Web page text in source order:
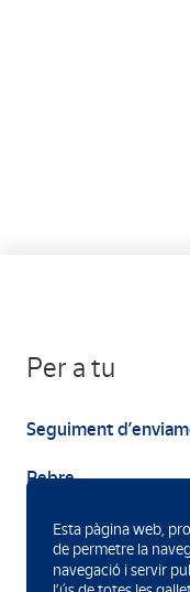
Per a tu
Seguiment
Rebre
EnviarEsta pàgina web,
de permetre la
navegació i servir